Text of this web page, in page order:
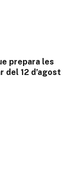
prepara les
del 12 d’agost